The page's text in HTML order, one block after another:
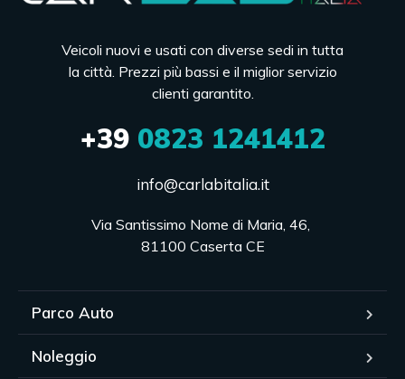
Veicoli nuovi e usati con diverse sedi in tutta
la città. Prezzi più bassi e il miglior servizio
clienti garantito.
+390823 1241412
info@carlabitalia.it
Via Santissimo Nome di Maria, 46,
81100 Caserta CE
Parco Auto
Noleggio